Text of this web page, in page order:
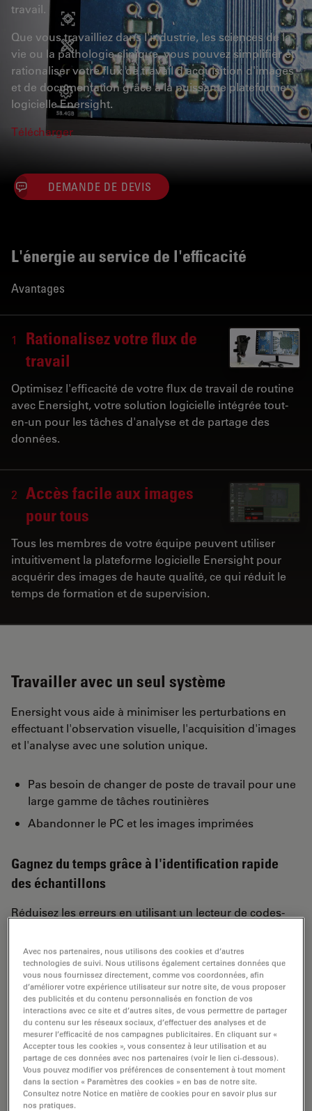
travail.
Que vous travailliez dans l'industrie, les sciences de la
vie ou la pathologie clinique, vous pouvez simplifier et
rationaliser votre flux de travail d'acquisition d'images
et de documentation grâce à la puissante plateforme
logicielle Enersight.
Télécharger
DEMANDE DE DEVIS
L'énergie au service de l'efficacité
Avantages
1
Rationalisez votre flux de
travail
Optimisez l'efficacité de votre flux de travail de routine
avec Enersight, votre solution logicielle intégrée tout-
en-un pour les tâches d'analyse et de partage des
données.
2
Accès facile aux images
pour tous
Tous les membres de votre équipe peuvent utiliser
intuitivement la plateforme logicielle Enersight pour
acquérir des images de haute qualité, ce qui réduit le
temps de formation et de supervision.
Travailler avec un seul système
Enersight vous aide à minimiser les perturbations en
effectuant l'observation visuelle, l'acquisition d'images
et l'analyse avec une solution unique.
Pas besoin de changer de poste de travail pour une
large gamme de tâches routinières
Abandonner le PC et les images imprimées
Gagnez du temps grâce à l'identification rapide
des échantillons
Réduisez les erreurs en utilisant un lecteur de codes-
échantillon. Enregistrez le code d'identification avec
l'image acquise pour remonter jusqu'à votre
échantillon.
Avec nos partenaires, nous utilisons des cookies et d’autres
technologies de suivi. Nous utilisons également certaines données que
vous nous fournissez directement, comme vos coordonnées, afin
d’améliorer votre expérience utilisateur sur notre site, de vous proposer
des publicités et du contenu personnalisés en fonction de vos
interactions avec ce site et d’autres sites, de vous permettre de partager
du contenu sur les réseaux sociaux, d’effectuer des analyses et de
mesurer l’efficacité de nos campagnes publicitaires. En cliquant sur «
Accepter tous les cookies », vous consentez à leur utilisation et au
partage de ces données avec nos partenaires (voir le lien ci-dessous).
Vous pouvez modifier vos préférences de consentement à tout moment
dans la section « Paramètres des cookies » en bas de notre site.
Consultez notre Notice en matière de cookies pour en savoir plus sur
nos pratiques.